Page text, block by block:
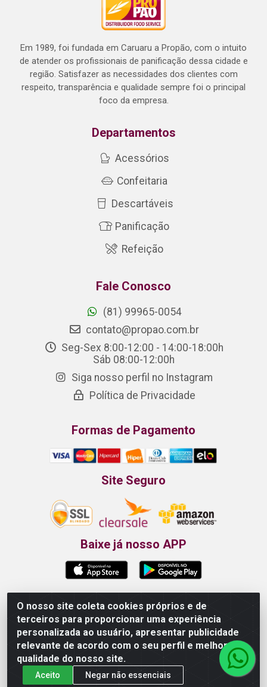
O nosso site coleta cookies próprios e de
terceiros para proporcionar uma experiência
personalizada ao usuário, apresentar publicidade
relevante de acordo com o seu perfil e melhorar a
qualidade do nosso site.
Aceito Negar não essenciais
Em 1989, foi fundada em Caruaru a Propão, com o intuito
de atender os profissionais de panificação dessa cidade e
região. Satisfazer as necessidades dos clientes com
respeito, transparência e qualidade sempre foi o principal
foco da empresa.
Departamentos
Acessórios
Confeitaria
Descartáveis
Panificação
Refeição
Fale Conosco
(81) 99965-0054
contato@propao.com.br
Seg-Sex 8:00-12:00 - 14:00-18:00h
Sáb 08:00-12:00h
Siga nosso perfil no Instagram
Política de Privacidade
Formas de Pagamento
Site Seguro
Baixe já nosso APP
Propão - Rua Armando da Fonte, 91 - Maurício de
Nassau - Caruaru/PE - CEP 55012-025 - CNPJ
24.407.389/0001-52